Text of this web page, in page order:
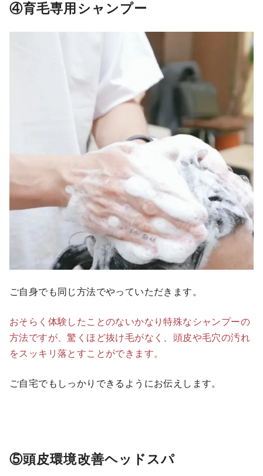
④育毛専用シャンプー
ご自身でも同じ方法でやっていただきます。
おそらく体験したことのないかなり特殊なシャンプーの
方法ですが、驚くほど抜け毛がなく、頭皮や毛穴の汚れ
をスッキリ落とすことができます。
ご自宅でもしっかりできるようにお伝えします。
⑤頭皮環境改善ヘッドスパ